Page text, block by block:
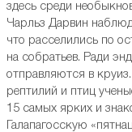
здесь среди
Чарльз Дарвин
что расселились по
на собратьев. Ради
отправляются в
рептилий и птиц
15 самых ярких и
Галапагосскую